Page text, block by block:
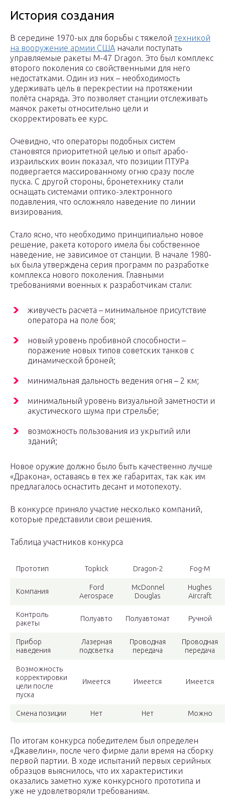
История создания
В середине 1970-ых для борьбы с тяжелой техникой
на вооружение армии США начали поступать
управляемые ракеты M-47 Dragon. Это был комплекс
второго поколения со свойственными для него
недостатками. Один из них – необходимость
удерживать цель в перекрестии на протяжении
полёта снаряда. Это позволяет станции отслеживать
маячок ракеты относительно цели и
скорректировать ее курс.
Очевидно, что операторы подобных систем
становятся приоритетной целью и опыт арабо-
израильских воин показал, что позиции ПТУРа
подвергается массированному огню сразу после
пуска. С другой стороны, бронетехнику стали
оснащать системами оптико-электронного
подавления, что осложняло наведение по линии
визирования.
Стало ясно, что необходимо принципиально новое
решение, ракета которого имела бы собственное
наведение, не зависимое от станции. В начале 1980-
ых была утверждена серия программ по разработке
комплекса нового поколения. Главными
требованиями военных к разработчикам стали:
живучесть расчета – минимальное присутствие
оператора на поле боя;
новый уровень пробивной способности –
поражение новых типов советских танков с
динамической броней;
минимальная дальность ведения огня – 2 км;
минимальный уровень визуальной заметности и
акустического шума при стрельбе;
возможность пользования из укрытий или
зданий;
Новое оружие должно было быть качественно лучше
«Дракона», оставаясь в тех же габаритах, так как им
предлагалось оснастить десант и мотопехоту.
В конкурсе приняло участие несколько компаний,
которые представили свои решения.
Таблица участников конкурса
Прототип Topkick Dragon-2 Fog-M
Компания
Ford
Aerospace
McDonnel
Douglas
Hughes
Aircraft
Контроль
ракеты
Полуавто Полуавтомат Ручной
Прибор
наведения
Лазерная
подсветка
Проводная
передача
Проводная
передача
Возможность
корректировки
цели после
пуска
Имеется Имеется Имеется
Смена позиции Нет Нет Можно
По итогам конкурса победителем был определен
«Джавелин», после чего фирме дали время на сборку
первой партии. В ходе испытаний первых серийных
образцов выяснилось, что их характеристики
оказались заметно хуже конкурсного прототипа и
уже не удовлетворяли требованиям.